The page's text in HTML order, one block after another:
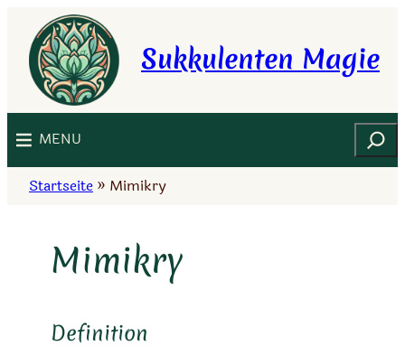
Inhalt
springen
Sukkulenten Magie
MENU Suchen
Startseite » Mimikry
Mimikry
Definition